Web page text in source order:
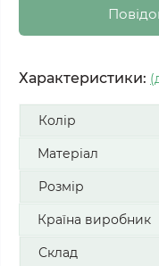
Характеристики:
Колір
Матеріал
Розмір
Країна виробник
Склад